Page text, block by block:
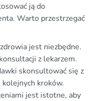
ją do
Warto przestrzegać
jest niezbędne.
z lekarzem.
skonsultować się z
kroków.
jest istotne, aby